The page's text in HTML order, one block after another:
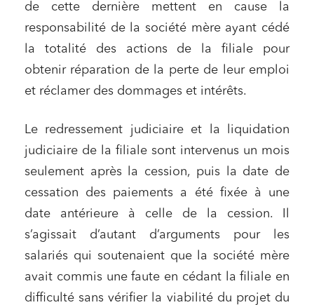
de cette dernière mettent en cause la
responsabilité de la société mère ayant cédé
la totalité des actions de la filiale pour
obtenir réparation de la perte de leur emploi
et réclamer des dommages et intérêts.
Le redressement judiciaire et la liquidation
judiciaire de la filiale sont intervenus un mois
seulement après la cession, puis la date de
cessation des paiements a été fixée à une
date antérieure à celle de la cession. Il
s’agissait d’autant d’arguments pour les
salariés qui soutenaient que la société mère
avait commis une faute en cédant la filiale en
difficulté sans vérifier la viabilité du projet du